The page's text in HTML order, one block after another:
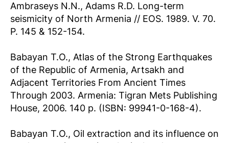
Ambraseys N.N., Adams R.D. Long-term
seismicity of North Armenia // EOS. 1989. V. 70.
P. 145 & 152-154.
Babayan T.O., Atlas of the Strong Earthquakes
of the Republic of Armenia, Artsakh and
Adjacent Territories From Ancient Times
Through 2003. Armenia: Tigran Mets Publishing
House, 2006. 140 p. (ISBN: 99941-0-168-4).
Babayan T.O., Oil extraction and its influence on